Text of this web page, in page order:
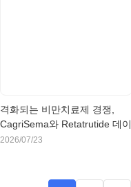
격화되는 비만치료제 경쟁,
CagriSema와 Retatrutide 데이
터가 한국을 검토하는 제약사
2026/07/23